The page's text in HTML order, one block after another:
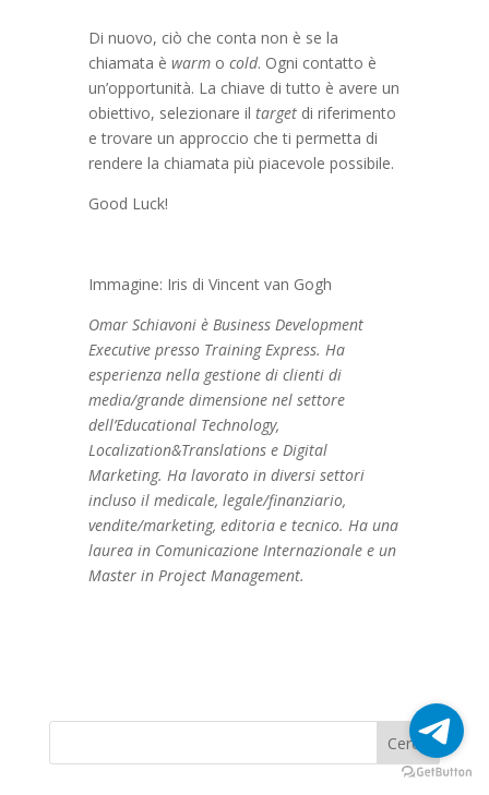
Di nuovo, ciò che conta non è se la
chiamata è warmo cold. Ogni contatto è
un’opportunità. La chiave di tutto è avere un
obiettivo, selezionare il targetdi riferimento
e trovare un approccio che ti permetta di
rendere la chiamata più piacevole possibile.
Good Luck!
Immagine: Iris di Vincent van Gogh
Omar Schiavoni è Business Development
Executive presso Training Express. Ha
esperienza nella gestione di clienti di
media/grande dimensione nel settore
dell’Educational Technology,
Localization&Translations e Digital
Marketing. Ha lavorato in diversi settori
incluso il medicale, legale/finanziario,
vendite/marketing, editoria e tecnico. Ha una
laurea in Comunicazione Internazionale e un
Master in Project Management.